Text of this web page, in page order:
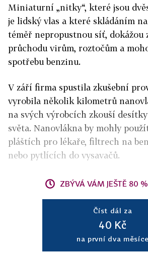
Miniaturní „nitky“, které jsou
je lidský vlas a které skládáním
téměř nepropustnou síť, dokážou
průchodu virům, roztočům a
spotřebu benzinu.
V září firma spustila zkušební
vyrobila několik kilometrů
na svých výrobcích zkouší
světa. Nanovlákna by mohly
pláštích pro lékaře, filtrech na
nebo pytlících do vysavačů.
ZBÝVÁ VÁM JEŠTĚ 80
Číst dál za
40 Kč
na první dva měsíce